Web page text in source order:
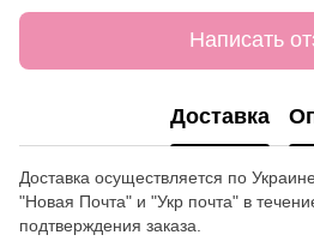
Написать
Доставка
Доставка осуществляется по
"Новая Почта" и "Укр почта" в
подтверждения заказа.